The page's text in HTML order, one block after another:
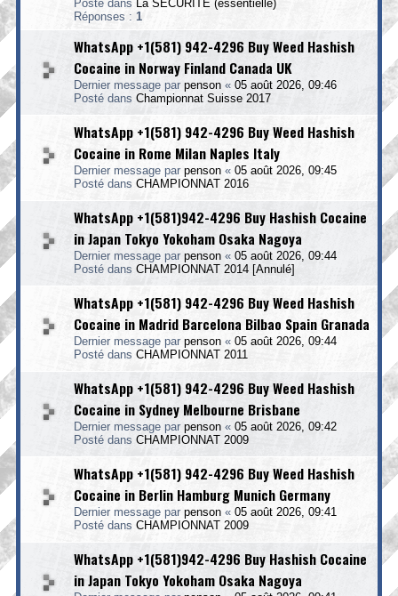
Posté dans
La SECURITE (essentielle)
Réponses : 1
WhatsApp +1(581) 942-4296 Buy Weed Hashish
Cocaine in Norway Finland Canada UK
Dernier message par penson « 05 août 2026, 09:46
Posté dans Championnat Suisse 2017
WhatsApp +1(581) 942-4296 Buy Weed Hashish
Cocaine in Rome Milan Naples Italy
Dernier message par penson « 05 août 2026, 09:45
Posté dans CHAMPIONNAT 2016
WhatsApp +1(581)942-4296 Buy Hashish Cocaine
in Japan Tokyo Yokoham Osaka Nagoya
Dernier message par penson « 05 août 2026, 09:44
Posté dans CHAMPIONNAT 2014 [Annulé]
WhatsApp +1(581) 942-4296 Buy Weed Hashish
Cocaine in Madrid Barcelona Bilbao Spain Granada
Dernier message par penson « 05 août 2026, 09:44
Posté dans CHAMPIONNAT 2011
WhatsApp +1(581) 942-4296 Buy Weed Hashish
Cocaine in Sydney Melbourne Brisbane
Dernier message par penson « 05 août 2026, 09:42
Posté dans CHAMPIONNAT 2009
WhatsApp +1(581) 942-4296 Buy Weed Hashish
Cocaine in Berlin Hamburg Munich Germany
Dernier message par penson « 05 août 2026, 09:41
Posté dans CHAMPIONNAT 2009
WhatsApp +1(581)942-4296 Buy Hashish Cocaine
in Japan Tokyo Yokoham Osaka Nagoya